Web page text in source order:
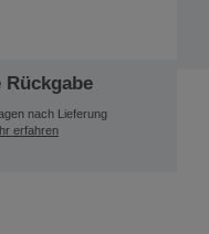
Rückgabe
nach Lieferung
erfahren